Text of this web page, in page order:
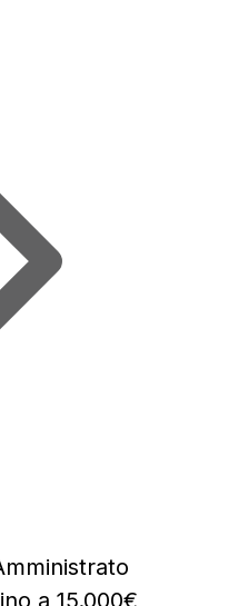
a 15.000€